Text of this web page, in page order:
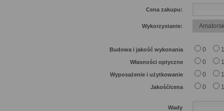
Cena zakupu:
Wykorzystanie:
Budowa i jakość wykonania 0 1
Własności optyczne 0 1
Wyposażenie i użytkowanie 0 1
Jakość/cena 0 1
Wady